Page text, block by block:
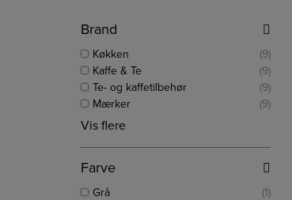
Brand
Køkken
(9)
Kaffe & Te
(9)
Te- og kaffetilbehør
(9)
Mærker
(9)
Vis flere
Farve
Grå
(1)